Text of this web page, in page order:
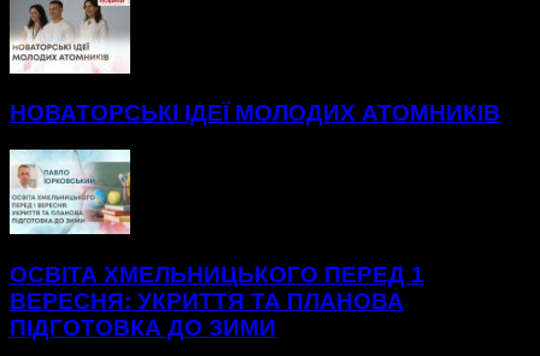
НОВАТОРСЬКІ ІДЕЇ МОЛОДИХ АТОМНИКІВ
ОСВІТА ХМЕЛЬНИЦЬКОГО ПЕРЕД 1
ВЕРЕСНЯ: УКРИТТЯ ТА ПЛАНОВА
ПІДГОТОВКА ДО ЗИМИ